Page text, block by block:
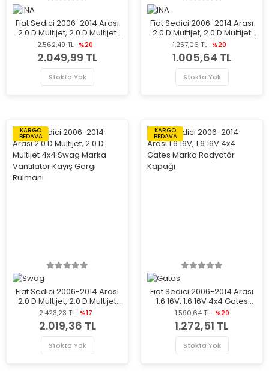
Fiat Sedici 2006-2014 Arası
2.0 D Multijet, 2.0 D Multijet
4x4 INA Marka Vantilatör
Kayış Gergi Rulmanı
2.562,49 TL %20
2.049,99 TL
Stokta Yok
Fiat Sedici 2006-2014 Arası
2.0 D Multijet, 2.0 D Multijet
4x4 INA Marka Vantilatör
Kayış Gergi Rulmanı
1.257,06 TL %20
1.005,64 TL
Stokta Yok
KARGO
BEDAVA
Fiat Sedici 2006-2014 Arası
2.0 D Multijet, 2.0 D Multijet
4x4 Swag Marka Vantilatör
Kayış Gergi Rulmanı
2.423,23 TL %17
2.019,36 TL
Stokta Yok
KARGO
BEDAVA
Fiat Sedici 2006-2014 Arası
1.6 16V, 1.6 16V 4x4 Gates
Marka Radyatör Kapağı
1.590,64 TL %20
1.272,51 TL
Stokta Yok